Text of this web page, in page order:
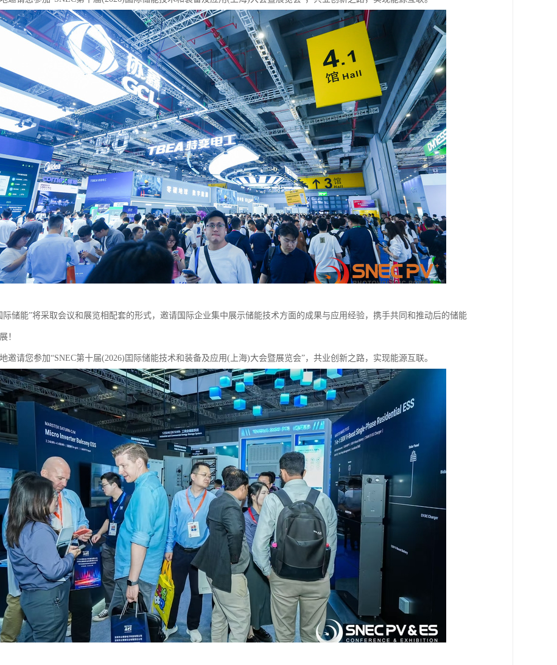
际储能”将采取会议和展览相配套的形式，邀请国际企业集中展示储能技术方面的成果与应用经验，携手共同和推动后的储能
！
邀请您参加“SNEC第十届(2026)囯际储能技术和装备及应用(上海)大会暨展览会”，共业创新之路，实现能源互联。